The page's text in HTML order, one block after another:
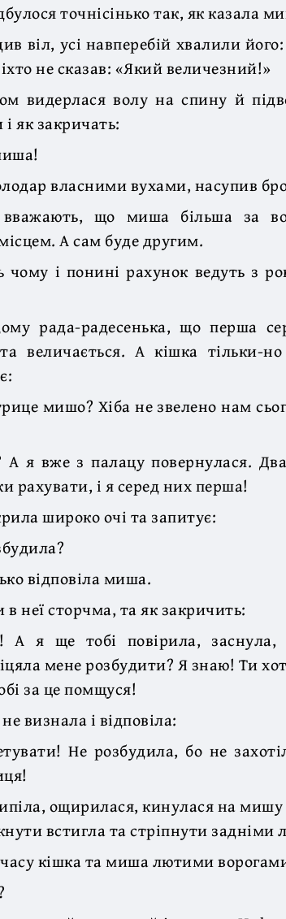
точнісінько так, як казала
віл, усі навперебій хвалили
не сказав: «Який величезний!»
видерлася волу на спину й
як закричать:
власними вухами, насупив
що миша більша за
А сам буде другим.
чому і понині рахунок ведуть з
рада-радесенька, що перша
величається. А кішка тільки-
мишо? Хіба не звелено нам
я вже з палацу повернулася.
рахувати, і я серед них перша!
широко очі та запитує:
відповіла миша.
неї сторчма, та як закричить:
я ще тобі повірила,
мене розбудити? Я знаю! Ти
за це помщуся!
визнала і відповіла:
Не розбудила, бо не
ощирилася, кинулася на мишу
встигла та стріпнути задніми
кішка та миша лютими